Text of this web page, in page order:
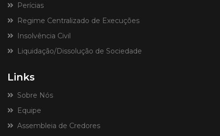
Perícias
Regime Centralizado de Execuções
Insolvência Civil
Liquidação/Dissolução de Sociedade
Links
Sobre Nós
Equipe
Assembleia de Credores